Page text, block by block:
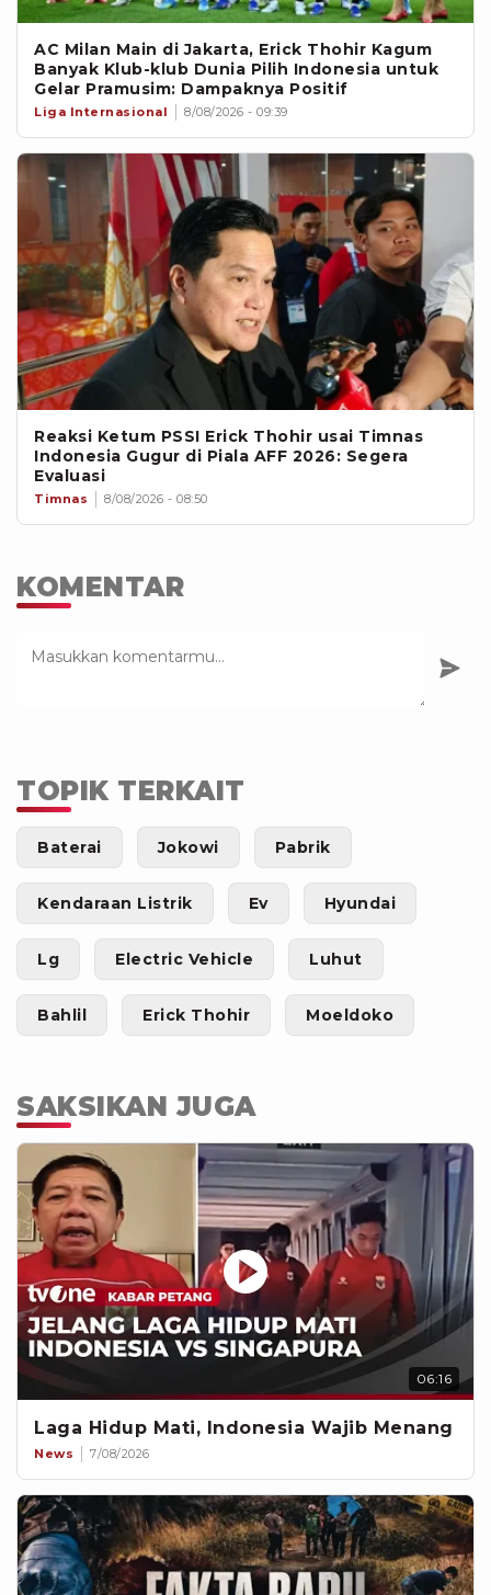
AC Milan Main di Jakarta, Erick Thohir Kagum
Banyak Klub-klub Dunia Pilih Indonesia untuk
Gelar Pramusim: Dampaknya Positif
Liga Internasional 8/08/2026 - 09:39
Reaksi Ketum PSSI Erick Thohir usai Timnas
Indonesia Gugur di Piala AFF 2026: Segera
Evaluasi
Timnas 8/08/2026 - 08:50
KOMENTAR
TOPIK TERKAIT
Baterai Jokowi Pabrik
Kendaraan Listrik Ev Hyundai
Lg Electric Vehicle Luhut
Bahlil Erick Thohir Moeldoko
SAKSIKAN JUGA
06:16
Laga Hidup Mati, Indonesia Wajib Menang
News 7/08/2026